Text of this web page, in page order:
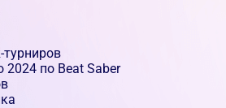
по Beat Saber